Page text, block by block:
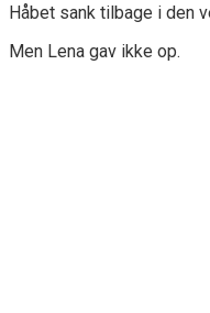
Håbet sank tilbage i den
Men Lena gav ikke op.